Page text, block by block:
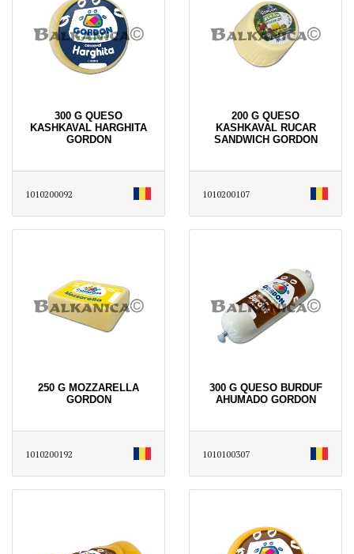
300 G QUESO
KASHKAVAL HARGHITA
GORDON
1010200092
200 G QUESO
KASHKAVAL RUCAR
SANDWICH GORDON
1010200107
250 G MOZZARELLA
GORDON
1010200192
300 G QUESO BURDUF
AHUMADO GORDON
1010100307